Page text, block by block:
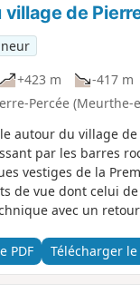
village de
+423 m -417 m
Percée (Meurthe-
autour du village
par les barres
vestiges de la
de vue dont celui
avec un
PDF Télécharger le